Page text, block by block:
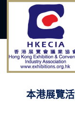
本港展覽